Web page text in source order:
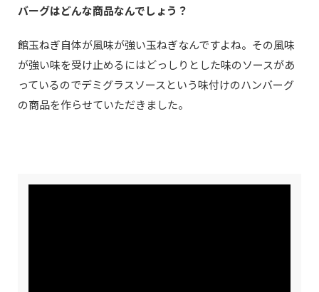
バーグはどんな商品なんでしょう？
館玉ねぎ自体が風味が強い玉ねぎなんですよね。その風味
が強い味を受け止めるにはどっしりとした味のソースがあ
っているのでデミグラスソースという味付けのハンバーグ
の商品を作らせていただきました。